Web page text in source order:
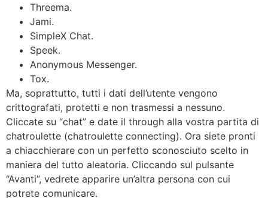
Threema.
Jami.
SimpleX Chat.
Speek.
Anonymous Messenger.
Tox.
Ma, soprattutto, tutti i dati dell’utente vengono
crittografati, protetti e non trasmessi a nessuno.
Cliccate su “chat” e date il through alla vostra partita di
chatroulette (chatroulette connecting). Ora siete pronti
a chiacchierare con un perfetto sconosciuto scelto in
maniera del tutto aleatoria. Cliccando sul pulsante
“Avanti”, vedrete apparire un’altra persona con cui
potrete comunicare.